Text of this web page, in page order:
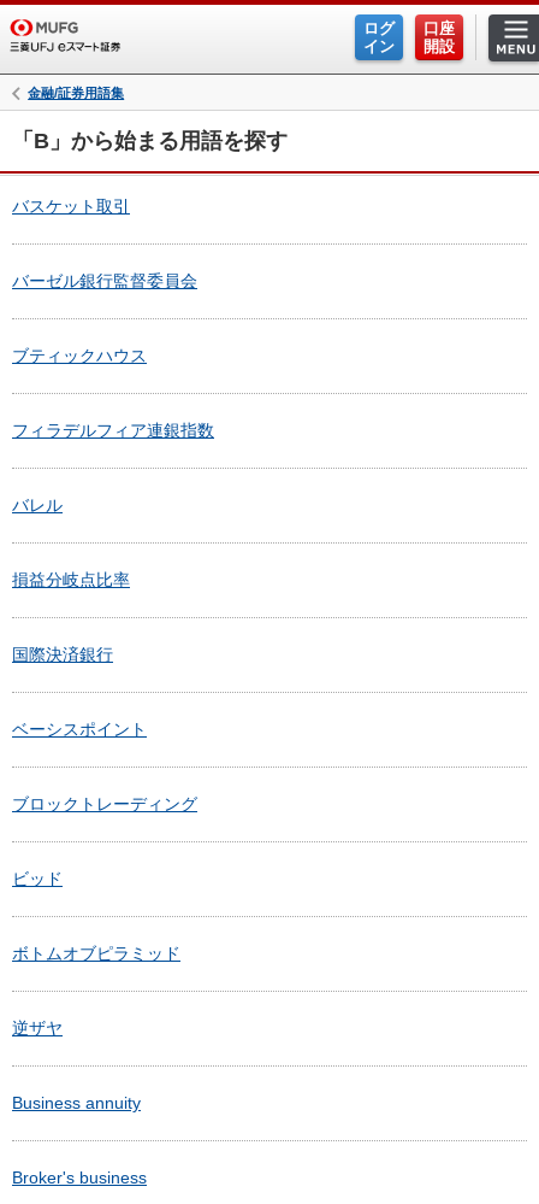
ログ
イン
口座
開設
金融/証券用語集
「B」から始まる用語を探す
バスケット取引
バーゼル銀行監督委員会
ブティックハウス
フィラデルフィア連銀指数
バレル
損益分岐点比率
国際決済銀行
ベーシスポイント
ブロックトレーディング
ビッド
ボトムオブピラミッド
逆ザヤ
Business annuity
Broker's business